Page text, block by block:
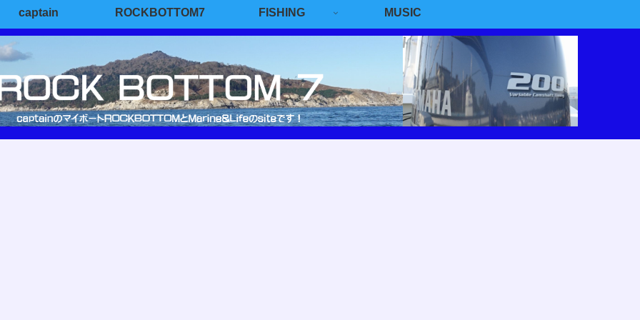
captain ROCKBOTTOM7 FISHING MUSIC